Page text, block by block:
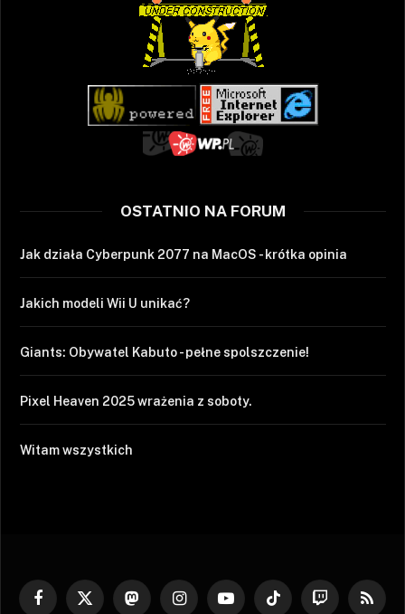
OSTATNIO NA FORUM
Jak działa Cyberpunk 2077 na MacOS - krótka opinia
Jakich modeli Wii U unikać?
Giants: Obywatel Kabuto - pełne spolszczenie!
Pixel Heaven 2025 wrażenia z soboty.
Witam wszystkich
Facebook
X MastodonInstagramYouTubeTikTok Twitch RSS